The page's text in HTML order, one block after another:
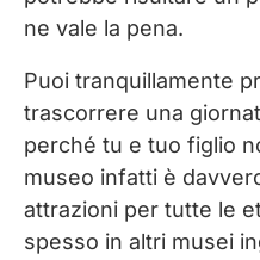
ne vale la pena.
Puoi tranquillamente
trascorrere una
perché tu e tuo figlio
museo infatti è
attrazioni per tutte le
spesso in altri musei